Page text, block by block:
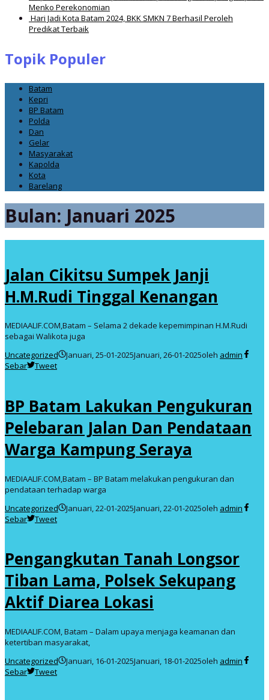
Menko Perekonomian
Hari Jadi Kota Batam 2024, BKK SMKN 7 Berhasil Peroleh
Predikat Terbaik
Topik Populer
Batam
Kepri
BP Batam
Polda
Dan
Gelar
Masyarakat
Kapolda
Kota
Barelang
Bulan: Januari 2025
Jalan Cikitsu Sumpek Janji
H.M.Rudi Tinggal Kenangan
MEDIAALIF.COM,Batam – Selama 2 dekade kepemimpinan H.M.Rudi
sebagai Walikota juga
Uncategorized
Januari, 25-01-2025Januari, 26-01-2025oleh admin
Sebar
Tweet
BP Batam Lakukan Pengukuran
Pelebaran Jalan Dan Pendataan
Warga Kampung Seraya
MEDIAALIF.COM,Batam – BP Batam melakukan pengukuran dan
pendataan terhadap warga
Uncategorized
Januari, 22-01-2025Januari, 22-01-2025oleh admin
Sebar
Tweet
Pengangkutan Tanah Longsor
Tiban Lama, Polsek Sekupang
Aktif Diarea Lokasi
MEDIAALIF.COM, Batam – Dalam upaya menjaga keamanan dan
ketertiban masyarakat,
Uncategorized
Januari, 16-01-2025Januari, 18-01-2025oleh admin
Sebar
Tweet